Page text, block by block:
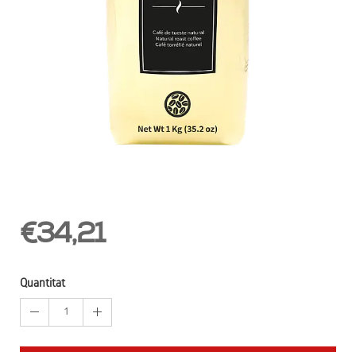
€34,21
Quantitat
1